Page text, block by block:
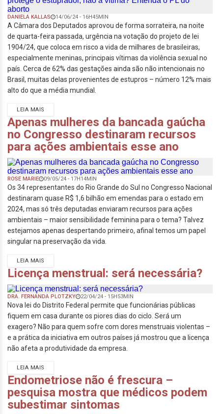
DANIELA KALLAS 14/06/24 - 16H45MIN
A Câmara dos Deputados aprovou de forma sorrateira, na noite
de quarta-feira passada, urgência na votação do projeto de lei
1904/24, que coloca em risco a vida de milhares de brasileiras,
especialmente meninas, principais vítimas da violência sexual no
país. Cerca de 62% das gestações ainda são não intencionais no
Brasil, muitas delas provenientes de estupros – número 12% mais
alto do que a média mundial.
LEIA MAIS
Apenas mulheres da bancada gaúcha
no Congresso destinaram recursos
para ações ambientais esse ano
ROSE MARIE 09/05/24 - 17H14MIN
Os 34 representantes do Rio Grande do Sul no Congresso Nacional
destinaram quase R$ 1,6 bilhão em emendas para o estado em
2024, mas só três deputadas enviaram recursos para ações
ambientais – maior sensibilidade feminina para o tema? Talvez
estejamos apenas despertando primeiro, afinal temos um papel
singular na preservação da vida.
LEIA MAIS
Licença menstrual: será necessária?
DRA. FERNANDA PLOTZKY 22/04/24 - 15H53MIN
Nova lei do Distrito Federal permite que funcionárias públicas
fiquem em casa durante os piores dias do ciclo. Será um
exagero? Não para quem sofre com dores menstruais violentas –
e a prática da iniciativa em outros países já mostrou que a licença
não afeta a produtividade da empresa.
LEIA MAIS
Endometriose não é frescura –
pesquisa mostra que médicos podem
subestimar sintomas